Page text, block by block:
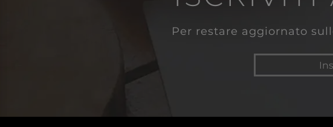
Per restare aggiornato